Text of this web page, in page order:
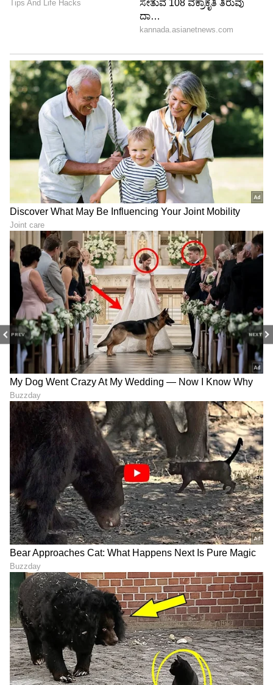
PREV NEXT
ಮಾತಿನ ಚಕಮಕಿ ಕಿತ್ತಾಟವಾಗಿ ಮಾರ್ಪಟ್ಟಿದೆ.
6
6
Image Credit : Indian Cricket Ministry Video X
ಚಾಂಪಿಯನ್ ಆದ ಮರಾಠ ರಾಯಲ್ಸ್
ರೋಚಕ ಹೋರಾಟದಲ್ಲಿ ಕೊನೆಯ ಓವರ್‌ನಲ್ಲಿ ಮರಾಠ
ರಾಯಲ್ಸ್ ಗೆಲುವು ಸಾಧಿಸಿತು. 8 ರನ್ ಗೆಲುವು ದಾಖಳಿಸಿದ
ಮರಾಠ ರಾಯಲ್ಸ್ ಸತತ 2ನೇ ಬಾರಿಗೆ ಟ್ರೋಫಿ
ಗೆದ್ದುಕೊಂಡಿದೆ. ಮುಂಬೈ ಟಿ20 ಲೀಗ್ ಟೂರ್ನಿಯಲ್ಲಿ ಮರಾಠ
ರಾಯಲ್ಸ್ ಬಲಿಷ್ಠ ತಂಡವಾಗಿ ಗುರಿತಿಸಿಕೊಂಡಿದೆ.
LATEST VIDEOS
ABOUT THE AUTHOR